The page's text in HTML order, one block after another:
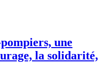
une
la solidarité,